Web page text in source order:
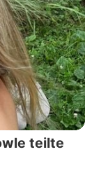
teilte